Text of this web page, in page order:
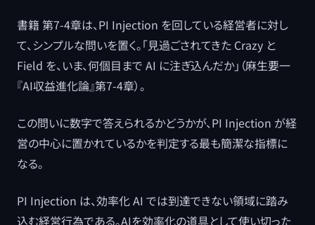
書籍 第7-4章は、PI Injection を回している経営者に対し
て、シンプルな問いを置く。「見過ごされてきた Crazy と
Field を、いま、何個目まで AI に注ぎ込んだか」（麻生要一
『AI収益進化論』第7-4章）。
この問いに数字で答えられるかどうかが、PI Injection が経
営の中心に置かれているかを判定する最も簡潔な指標に
なる。
PI Injection は、効率化 AI では到達できない領域に踏み
込む経営行為である。AIを効率化の道具として使い切った